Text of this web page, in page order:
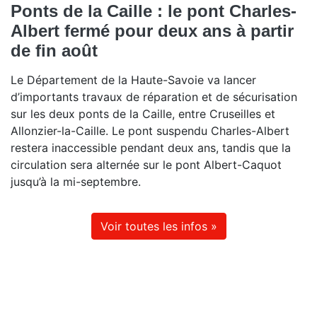
Ponts de la Caille : le pont Charles-
Albert fermé pour deux ans à partir
de fin août
Le Département de la Haute-Savoie va lancer
d’importants travaux de réparation et de sécurisation
sur les deux ponts de la Caille, entre Cruseilles et
Allonzier-la-Caille. Le pont suspendu Charles-Albert
restera inaccessible pendant deux ans, tandis que la
circulation sera alternée sur le pont Albert-Caquot
jusqu’à la mi-septembre.
Voir toutes les infos »